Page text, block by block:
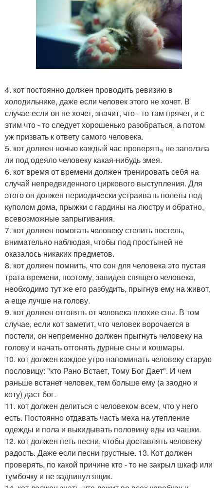
4. кот постоянно должен проводить ревизию в
холодильнике, даже если человек этого не хочет. В
случае если он не хочет, значит, что - то там прячет, и с
этим что - то следует хорошенько разобраться, а потом
уж призвать к ответу самого человека.
5. кот должен ночью каждый час проверять, не заползла
ли под одеяло человеку какая-нибудь змея.
6. кот время от времени должен тренировать себя на
случай непредвиденного циркового выступления. Для
этого он должен периодически устраивать полеты под
куполом дома, прыжки с гардины на люстру и обратно,
всевозможные запрыгивания.
7. кот должен помогать человеку стелить постель,
внимательно наблюдая, чтобы под простыней не
оказалось никаких предметов.
8. кот должен помнить, что сон для человека это пустая
трата времени, поэтому, завидев спящего человека,
необходимо тут же его разбудить, прыгнув ему на живот,
а еще лучше на голову.
9. кот должен отгонять от человека плохие сны. В том
случае, если кот заметит, что человек ворочается в
постели, он непременно должен прыгнуть человеку на
голову и начать отгонять дурные сны и кошмары.
10. кот должен каждое утро напоминать человеку старую
пословицу: "кто Рано Встает, Тому Бог Дает". И чем
раньше встанет человек, тем больше ему (а заодно и
коту) даст бог.
11. кот должен делиться с человеком всем, что у него
есть. Постоянно отдавать часть меха на утепление
одежды и пола и выкидывать половину еды из чашки.
12. кот должен петь песни, чтобы доставлять человеку
радость. Даже если песни грустные. 13. Кот должен
проверять, по какой причине кто - то не закрыл шкаф или
тумбочку и не задвинул ящик.